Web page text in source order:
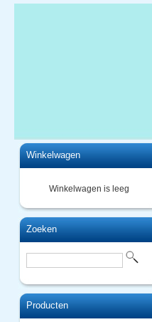
Winkelwagen
Winkelwagen is leeg
Zoeken
Producten